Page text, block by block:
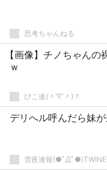
思考ちゃんねる
【画像】チノちゃん
ｗ
ぴこ速(〃'∇'〃)？
デリへル呼んだら妹
雪夜速報(●ﾟДﾟ